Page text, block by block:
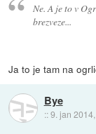
Ne. A je to v
brezveze...
Ja to je tam na
Bye
::9. jan